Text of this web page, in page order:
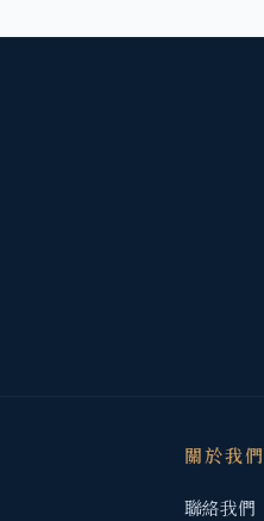
關於我們
聯絡我們